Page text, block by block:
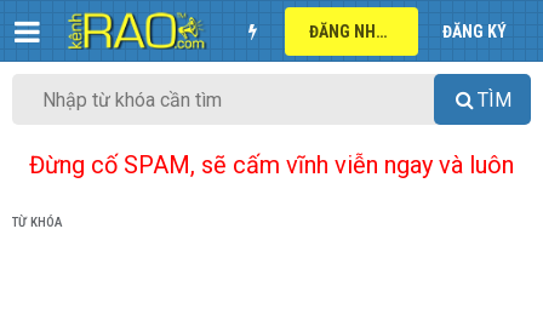
ĐĂNG NHẬP ĐĂNG KÝ
TÌM
Đừng cố SPAM, sẽ cấm vĩnh viễn ngay và luôn
TỪ KHÓA